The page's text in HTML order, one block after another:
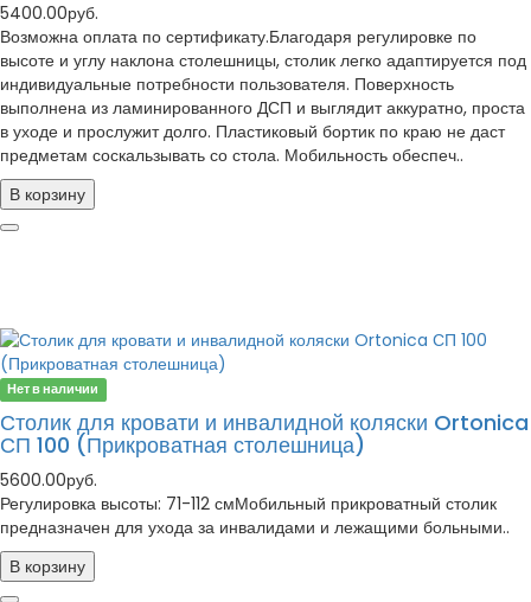
5400.00руб.
Возможна оплата по сертификату.Благодаря регулировке по
высоте и углу наклона столешницы, столик легко адаптируется под
индивидуальные потребности пользователя. Поверхность
выполнена из ламинированного ДСП и выглядит аккуратно, проста
в уходе и прослужит долго. Пластиковый бортик по краю не даст
предметам соскальзывать со стола. Мобильность обеспеч..
В корзину
Нет в наличии
Столик для кровати и инвалидной коляски Ortonica
СП 100 (Прикроватная столешница)
5600.00руб.
Регулировка высоты: 71-112 смМобильный прикроватный столик
предназначен для ухода за инвалидами и лежащими больными..
В корзину